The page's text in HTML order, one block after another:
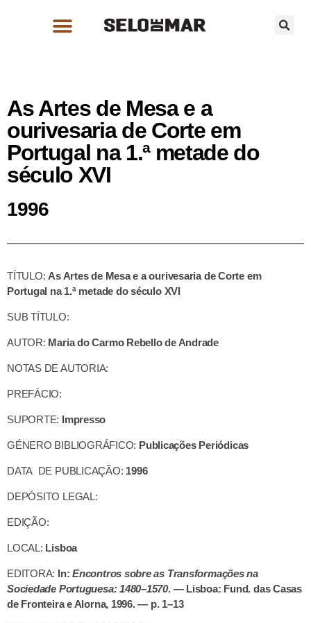
As Artes de Mesa e a
ourivesaria de Corte em
Portugal na 1.ª metade do
século XVI
1996
TÍTULO: As Artes de Mesa e a ourivesaria de Corte em
Portugal na 1.ª metade do século XVI
SUB TÍTULO:
AUTOR: Maria do Carmo Rebello de Andrade
NOTAS DE AUTORIA:
PREFÁCIO:
SUPORTE: Impresso
GÉNERO BIBLIOGRÁFICO: Publicações Periódicas
DATA DE PUBLICAÇÃO: 1996
DEPÓSITO LEGAL:
EDIÇÃO:
LOCAL: Lisboa
EDITORA: In:Encontros sobre as Transformações na
Sociedade Portuguesa: 1480–1570. — Lisboa: Fund. das Casas
de Fronteira e Alorna, 1996. — p. 1–13